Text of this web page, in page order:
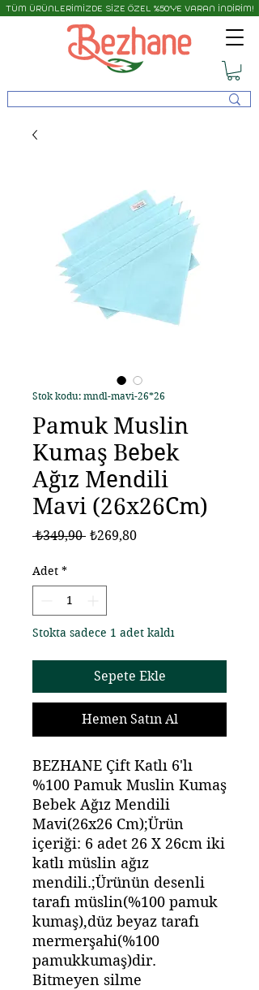
TÜM ÜRÜNLERİMİZDE SİZE ÖZEL %50'YE VARAN İNDİRİM!
Stok kodu: mndl-mavi-26*26
Pamuk Muslin
Kumaş Bebek
Ağız Mendili
Mavi (26x26Cm)
₺349,90 Normal
₺269,80İndirimli
Adet *
Stokta sadece 1 adet kaldı
Sepete Ekle
Hemen Satın Al
BEZHANE Çift Katlı 6'lı
%100 Pamuk Muslin Kumaş
Bebek Ağız Mendili
Mavi(26x26 Cm);Ürün
içeriği: 6 adet 26 X 26cm iki
katlı müslin ağız
mendili.;Ürünün desenli
tarafı müslin(%100 pamuk
kumaş),düz beyaz tarafı
mermerşahi(%100
pamukkumaş)dir.
Bitmeyen silme